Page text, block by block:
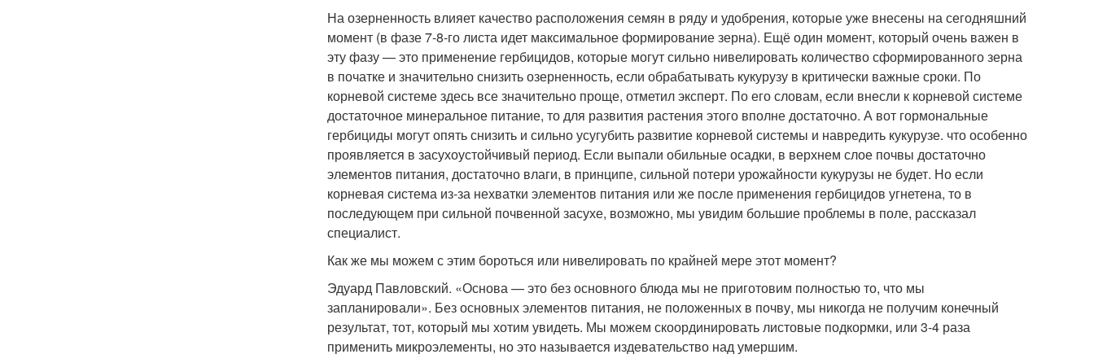
На озерненность влияет качество расположения семян в ряду и удобрения, которые уже внесены на сегодняшний
момент (в фазе 7-8-го листа идет максимальное формирование зерна). Ещё один момент, который очень важен в
эту фазу — это применение гербицидов, которые могут сильно нивелировать количество сформированного зерна
в початке и значительно снизить озерненность, если обрабатывать кукурузу в критически важные сроки. По
корневой системе здесь все значительно проще, отметил эксперт. По его словам, если внесли к корневой системе
достаточное минеральное питание, то для развития растения этого вполне достаточно. А вот гормональные
гербициды могут опять снизить и сильно усугубить развитие корневой системы и навредить кукурузе. что особенно
проявляется в засухоустойчивый период. Если выпали обильные осадки, в верхнем слое почвы достаточно
элементов питания, достаточно влаги, в принципе, сильной потери урожайности кукурузы не будет. Но если
корневая система из-за нехватки элементов питания или же после применения гербицидов угнетена, то в
последующем при сильной почвенной засухе, возможно, мы увидим большие проблемы в поле, рассказал
специалист.
Как же мы можем с этим бороться или нивелировать по крайней мере этот момент?
Эдуард Павловский. «Основа — это без основного блюда мы не приготовим полностью то, что мы
запланировали». Без основных элементов питания, не положенных в почву, мы никогда не получим конечный
результат, тот, который мы хотим увидеть. Мы можем скоординировать листовые подкормки, или 3-4 раза
применить микроэлементы, но это называется издевательство над умершим.